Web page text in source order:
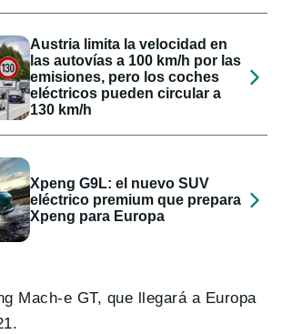
Austria limita la velocidad en
las autovías a 100 km/h por las
emisiones, pero los coches
eléctricos pueden circular a
130 km/h
Xpeng G9L: el nuevo SUV
eléctrico premium que prepara
Xpeng para Europa
Mach-e GT, que llegará a Europa